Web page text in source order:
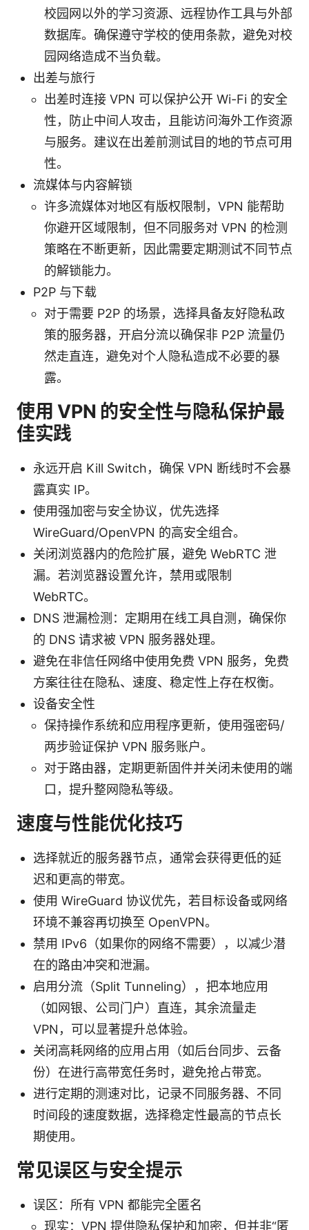
校园网以外的学习资源、远程协作工具与外部
数据库。确保遵守学校的使用条款，避免对校
园网络造成不当负载。
出差与旅行
出差时连接 VPN 可以保护公开 Wi-Fi 的安全
性，防止中间人攻击，且能访问海外工作资源
与服务。建议在出差前测试目的地的节点可用
性。
流媒体与内容解锁
许多流媒体对地区有版权限制，VPN 能帮助
你避开区域限制，但不同服务对 VPN 的检测
策略在不断更新，因此需要定期测试不同节点
的解锁能力。
P2P 与下载
对于需要 P2P 的场景，选择具备友好隐私政
策的服务器，开启分流以确保非 P2P 流量仍
然走直连，避免对个人隐私造成不必要的暴
露。
使用 VPN 的安全性与隐私保护最
佳实践
永远开启 Kill Switch，确保 VPN 断线时不会暴
露真实 IP。
使用强加密与安全协议，优先选择
WireGuard/OpenVPN 的高安全组合。
关闭浏览器内的危险扩展，避免 WebRTC 泄
漏。若浏览器设置允许，禁用或限制
WebRTC。
DNS 泄漏检测：定期用在线工具自测，确保你
的 DNS 请求被 VPN 服务器处理。
避免在非信任网络中使用免费 VPN 服务，免费
方案往往在隐私、速度、稳定性上存在权衡。
设备安全性
保持操作系统和应用程序更新，使用强密码/
两步验证保护 VPN 服务账户。
对于路由器，定期更新固件并关闭未使用的端
口，提升整网隐私等级。
速度与性能优化技巧
选择就近的服务器节点，通常会获得更低的延
迟和更高的带宽。
使用 WireGuard 协议优先，若目标设备或网络
环境不兼容再切换至 OpenVPN。
禁用 IPv6（如果你的网络不需要），以减少潜
在的路由冲突和泄漏。
启用分流（Split Tunneling），把本地应用
（如网银、公司门户）直连，其余流量走
VPN，可以显著提升总体验。
关闭高耗网络的应用占用（如后台同步、云备
份）在进行高带宽任务时，避免抢占带宽。
进行定期的测速对比，记录不同服务器、不同
时间段的速度数据，选择稳定性最高的节点长
期使用。
常见误区与安全提示
误区：所有 VPN 都能完全匿名
现实：VPN 提供隐私保护和加密，但并非“匿